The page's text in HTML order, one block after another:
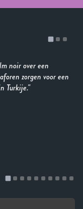
noir over een
zorgen voor een
Turkije.